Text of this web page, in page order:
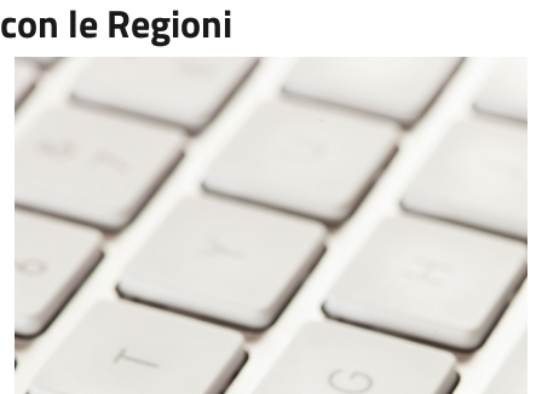
con le Regioni